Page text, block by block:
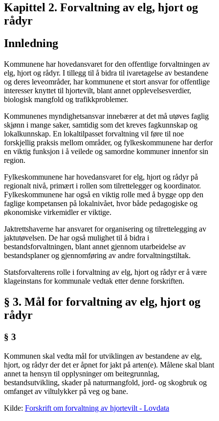
Kapittel 2. Forvaltning av elg, hjort og
rådyr
Innledning
Kommunene har hovedansvaret for den offentlige forvaltningen av
elg, hjort og rådyr. I tillegg til å bidra til ivaretagelse av bestandene
og deres leveområder, har kommunene et stort ansvar for offentlige
interesser knyttet til hjortevilt, blant annet opplevelsesverdier,
biologisk mangfold og trafikkproblemer.
Kommunenes myndighetsansvar innebærer at det må utøves faglig
skjønn i mange saker, samtidig som det kreves fagkunnskap og
lokalkunnskap. En lokaltilpasset forvaltning vil føre til noe
forskjellig praksis mellom områder, og fylkeskommunene har derfor
en viktig funksjon i å veilede og samordne kommuner innenfor sin
region.
Fylkeskommunene har hovedansvaret for elg, hjort og rådyr på
regionalt nivå, primært i rollen som tilrettelegger og koordinator.
Fylkeskommunene har også en viktig rolle med å bygge opp den
faglige kompetansen på lokalnivået, hvor både pedagogiske og
økonomiske virkemidler er viktige.
Jaktrettshaverne har ansvaret for organisering og tilrettelegging av
jaktutøvelsen. De har også mulighet til å bidra i
bestandsforvaltningen, blant annet gjennom utarbeidelse av
bestandsplaner og gjennomføring av andre forvaltningstiltak.
Statsforvalterens rolle i forvaltning av elg, hjort og rådyr er å være
klageinstans for kommunale vedtak etter denne forskriften.
§ 3. Mål for forvaltning av elg, hjort og
rådyr
§ 3
Kommunen skal vedta mål for utviklingen av bestandene av elg,
hjort, og rådyr der det er åpnet for jakt på arten(e). Målene skal blant
annet ta hensyn til opplysninger om beitegrunnlag,
bestandsutvikling, skader på naturmangfold, jord- og skogbruk og
omfanget av viltulykker på veg og bane.
Kilde: Forskrift om forvaltning av hjortevilt - Lovdata